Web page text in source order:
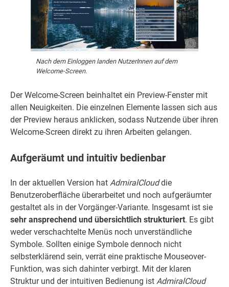
Nach dem Einloggen landen NutzerInnen auf dem
Welcome-Screen.
Der Welcome-Screen beinhaltet ein Preview-Fenster mit
allen Neuigkeiten. Die einzelnen Elemente lassen sich aus
der Preview heraus anklicken, sodass Nutzende über ihren
Welcome-Screen direkt zu ihren Arbeiten gelangen.
Aufgeräumt und intuitiv bedienbar
In der aktuellen Version hat AdmiralClouddie
Benutzeroberfläche überarbeitet und noch aufgeräumter
gestaltet als in der Vorgänger-Variante. Insgesamt ist sie
sehr ansprechend und übersichtlich strukturiert. Es gibt
weder verschachtelte Menüs noch unverständliche
Symbole. Sollten einige Symbole dennoch nicht
selbsterklärend sein, verrät eine praktische Mouseover-
Funktion, was sich dahinter verbirgt. Mit der klaren
Struktur und der intuitiven Bedienung ist AdmiralCloud